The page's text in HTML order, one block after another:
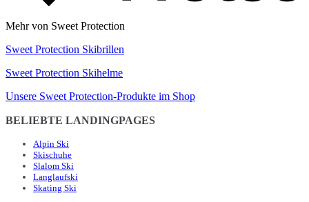
Mehr von Sweet Protection
Sweet Protection Skibrillen
Sweet Protection Skihelme
Unsere Sweet Protection-Produkte im Shop
BELIEBTE LANDINGPAGES
Alpin Ski
Skischuhe
Slalom Ski
Langlaufski
Skating Ski